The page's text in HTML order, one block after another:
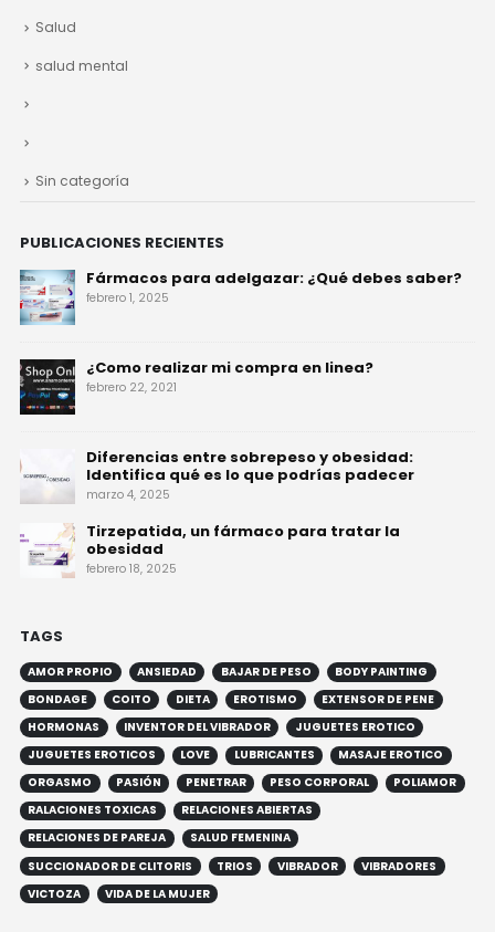
Salud
salud mental
Sin categoría
PUBLICACIONES RECIENTES
Fármacos para adelgazar: ¿Qué debes saber?
febrero 1, 2025
¿Como realizar mi compra en linea?
febrero 22, 2021
Diferencias entre sobrepeso y obesidad:
Identifica qué es lo que podrías padecer
marzo 4, 2025
Tirzepatida, un fármaco para tratar la
obesidad
febrero 18, 2025
TAGS
AMOR PROPIO ANSIEDAD BAJAR DE PESO
BODY PAINTING
BONDAGE
COITO DIETA EROTISMO
EXTENSOR DE PENE
HORMONAS
INVENTOR DEL VIBRADOR
JUGUETES EROTICO
JUGUETES EROTICOS
LOVE LUBRICANTES
MASAJE EROTICO
ORGASMO
PASIÓN PENETRAR PESO CORPORAL
POLIAMOR
RALACIONES TOXICAS
RELACIONES ABIERTAS
RELACIONES DE PAREJA
SALUD FEMENINA
SUCCIONADOR DE CLITORIS
TRIOS VIBRADOR
VIBRADORES
VICTOZA
VIDA DE LA MUJER